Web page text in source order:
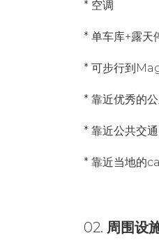
* 空调
* 单车库+露天
* 可步行到
* 靠近优秀的
* 靠近公共交
* 靠近当地的
02. 周围设